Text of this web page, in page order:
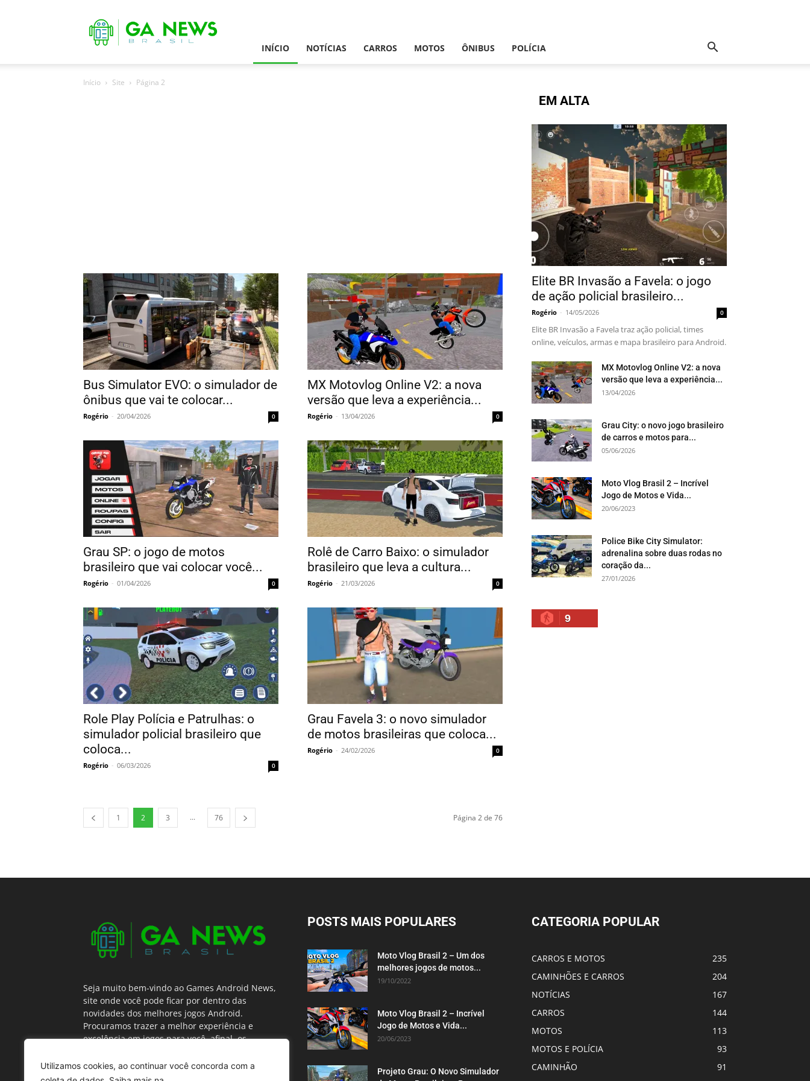
Utilizamos cookies, ao continuar você concorda com a
Android
News
INÍCIO NOTÍCIAS CARROS MOTOS ÔNIBUS POLÍCIA
Início Site Página 2
Bus Simulator EVO: o simulador de
ônibus que vai te colocar...
Rogério - 20/04/2026 0
MX Motovlog Online V2: a nova
versão que leva a experiência...
Rogério - 13/04/2026 0
Grau SP: o jogo de motos
brasileiro que vai colocar você...
Rogério - 01/04/2026 0
Rolê de Carro Baixo: o simulador
brasileiro que leva a cultura...
Rogério - 21/03/2026 0
Role Play Polícia e Patrulhas: o
simulador policial brasileiro que
coloca...
Rogério - 06/03/2026 0
Grau Favela 3: o novo simulador
de motos brasileiras que coloca...
Rogério - 24/02/2026 0
1 2 3 ... 76 Página 2 de 76
EM ALTA
Elite BR Invasão a Favela: o jogo
de ação policial brasileiro...
Rogério - 14/05/2026 0
Elite BR Invasão a Favela traz ação policial, times
online, veículos, armas e mapa brasileiro para Android.
MX Motovlog Online V2: a nova
versão que leva a experiência...
13/04/2026
Grau City: o novo jogo brasileiro
de carros e motos para...
05/06/2026
Moto Vlog Brasil 2 – Incrível
Jogo de Motos e Vida...
20/06/2023
Police Bike City Simulator:
adrenalina sobre duas rodas no
coração da...
27/01/2026
9
Seja muito bem-vindo ao Games Android News,
site onde você pode ficar por dentro das
novidades dos melhores jogos Android.
Procuramos trazer a melhor experiência e
excelência em jogos para você, afinal, os
POSTS MAIS POPULARES
Moto Vlog Brasil 2 – Um dos
melhores jogos de motos...
19/10/2022
Moto Vlog Brasil 2 – Incrível
Jogo de Motos e Vida...
20/06/2023
Projeto Grau: O Novo Simulador
CATEGORIA POPULAR
CARROS E MOTOS
235
CAMINHÕES E CARROS
204
NOTÍCIAS
167
CARROS
144
MOTOS
113
MOTOS E POLÍCIA
93
CAMINHÃO
91